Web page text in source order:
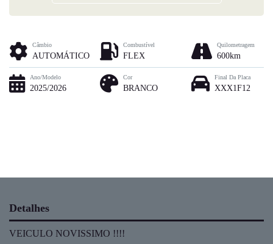
Câmbio
AUTOMÁTICO
Combustível
FLEX
Quilometragem
600km
Ano/Modelo
2025/2026
Cor
BRANCO
Final Da Placa
XXX1F12
Detalhes
VEICULO NOVISSIMO !!!!